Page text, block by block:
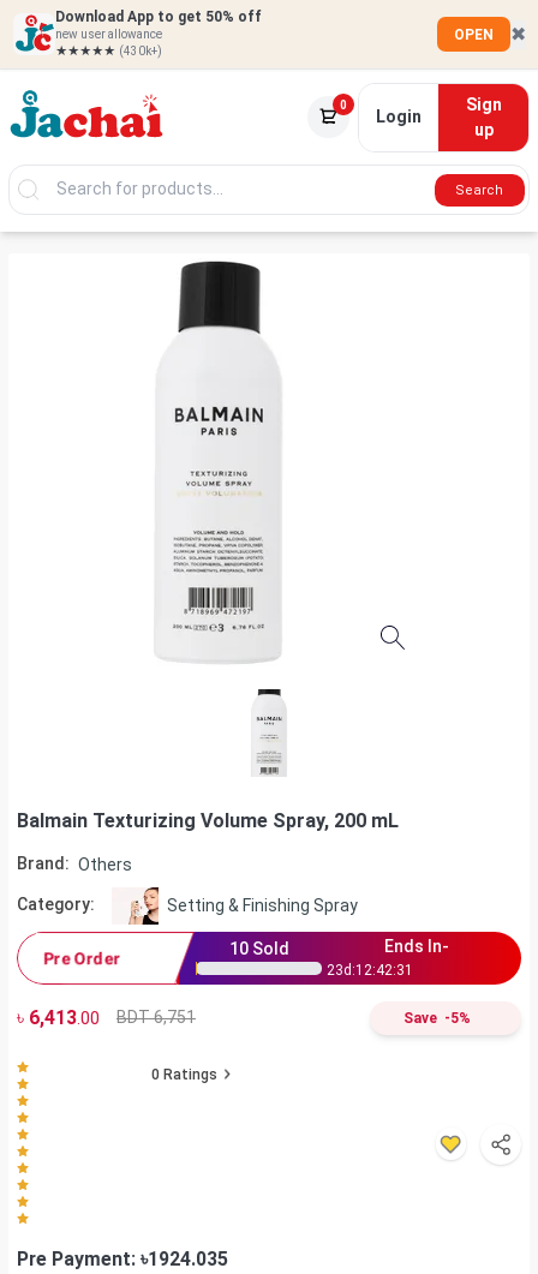
Download App to get 50% off
new user allowance
★★★★★ (430k+)
OPEN ✖
0
Login
Sign
up
Search
Balmain Texturizing Volume Spray, 200 mL
Brand: Others
Category: Setting & Finishing Spray
Pre Order 10Sold Ends In-
23d:12:42:31
৳ 6,413.00 BDT 6,751 Save -5%
0 Ratings
Pre Payment: ৳1924.035